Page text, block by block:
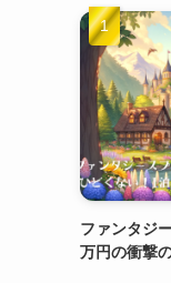
ファンタジ
万円の衝撃